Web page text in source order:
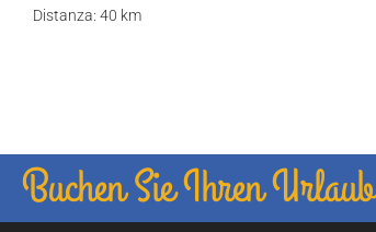
Distanza: 40 km
Buchen Sie Ihren Urlaub